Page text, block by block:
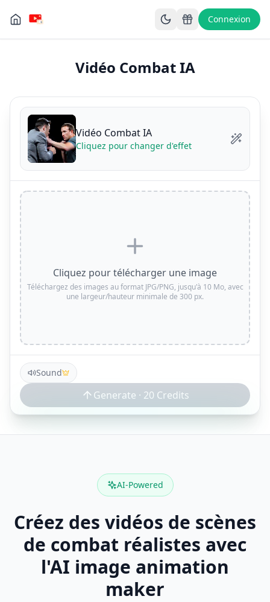
Connexion
Vidéo Combat IA
Vidéo Combat IA
Cliquez pour changer d'effet
Cliquez pour télécharger une image
Téléchargez des images au format JPG/PNG, jusqu'à 10 Mo, avec
une largeur/hauteur minimale de 300 px.
Sound
Generate · 20 Credits
AI-Powered
Créez des vidéos de scènes
de combat réalistes avec
l'AI image animation
maker